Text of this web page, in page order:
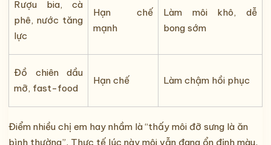
Rượu bia, cà
phê, nước tăng
lực
Hạn chế
mạnh
Làm môi khô, dễ
bong sớm
Đồ chiên dầu
mỡ, fast-food
Hạn chế Làm chậm hồi phục
Điểm nhiều chị em hay nhầm là “thấy môi đỡ sưng là ăn
bình thường”. Thực tế lúc này môi vẫn đang ổn định màu.